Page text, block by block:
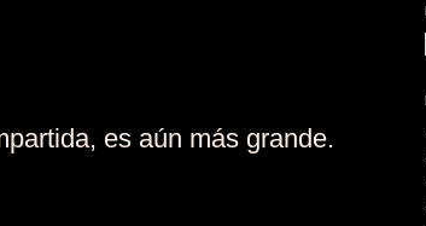
es aún más grande.